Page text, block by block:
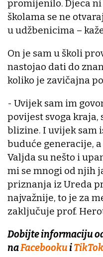
promijenilo. Djeca ni
školama se ne
u udžbenicima –
On je sam u školi
nastojao dati do
koliko je zavičajna
- Uvijek sam im
povijest svoga kraja,
blizine. I uvijek sam
buduće generacije,
Valjda su nešto i
mi se mnogi od njih
priznanja iz Ureda
najvažnije, to je za
zaključuje prof.
Dobijte informaciju
naFacebookui